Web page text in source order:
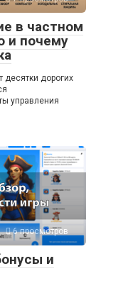
в частном
и почему
дорогих
управления
6 просмотров
и